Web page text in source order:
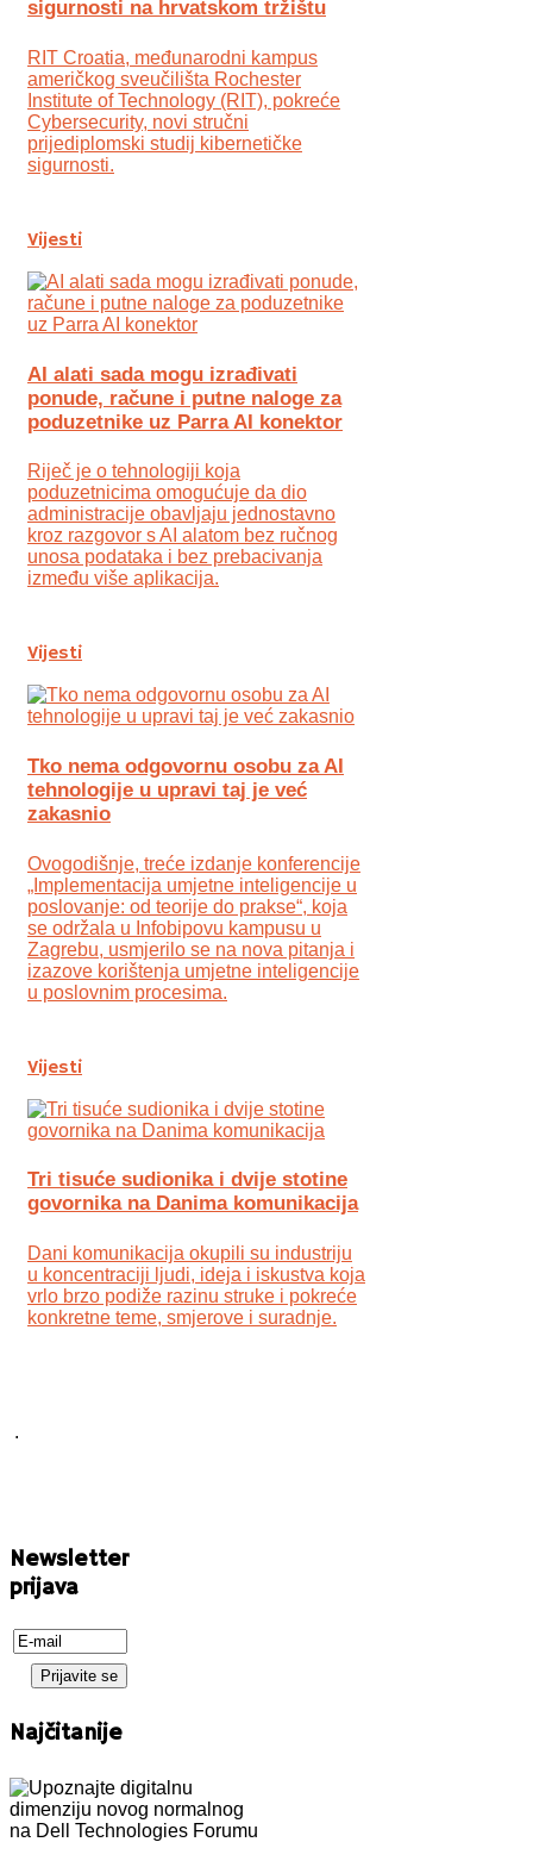
sigurnosti na hrvatskom tržištu
RIT Croatia, međunarodni kampus
američkog sveučilišta Rochester
Institute of Technology (RIT), pokreće
Cybersecurity, novi stručni
prijediplomski studij kibernetičke
sigurnosti.
Vijesti
AI alati sada mogu izrađivati
ponude, račune i putne naloge za
poduzetnike uz Parra AI konektor
Riječ je o tehnologiji koja
poduzetnicima omogućuje da dio
administracije obavljaju jednostavno
kroz razgovor s AI alatom bez ručnog
unosa podataka i bez prebacivanja
između više aplikacija.
Vijesti
Tko nema odgovornu osobu za AI
tehnologije u upravi taj je već
zakasnio
Ovogodišnje, treće izdanje konferencije
„Implementacija umjetne inteligencije u
poslovanje: od teorije do prakse“, koja
se održala u Infobipovu kampusu u
Zagrebu, usmjerilo se na nova pitanja i
izazove korištenja umjetne inteligencije
u poslovnim procesima.
Vijesti
Tri tisuće sudionika i dvije stotine
govornika na Danima komunikacija
Dani komunikacija okupili su industriju
u koncentraciji ljudi, ideja i iskustva koja
vrlo brzo podiže razinu struke i pokreće
konkretne teme, smjerove i suradnje.
.
Newsletter
prijava
Najčitanije